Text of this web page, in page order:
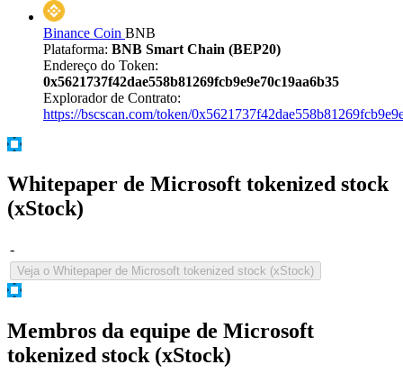
Binance Coin BNB
Plataforma: BNB Smart Chain (BEP20)
Endereço do Token:
0x5621737f42dae558b81269fcb9e9e70c19aa6b35
Explorador de Contrato:
https://bscscan.com/token/
Whitepaper de Microsoft tokenized stock
(xStock)
-
Veja o Whitepaper de Microsoft tokenized stock (xStock)
Membros da equipe de Microsoft
tokenized stock (xStock)